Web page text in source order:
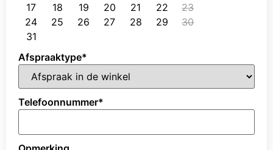
17
18 19 20 21 22
23
24
25 26 27 28 29
30
31
Afspraaktype*
Telefoonnummer*